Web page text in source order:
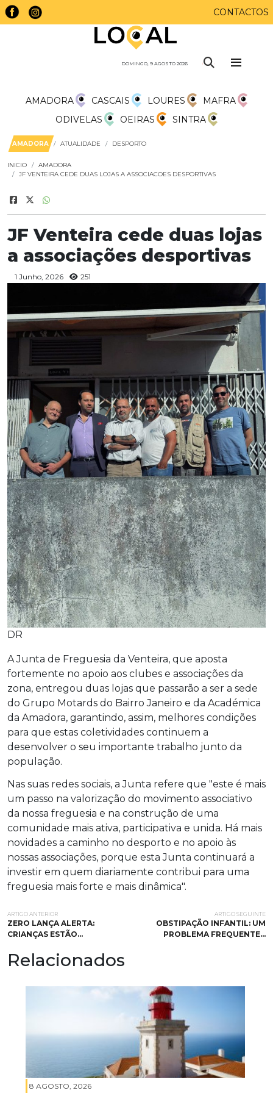
CONTACTOS
DOMINGO, 9 AGOSTO 2026
AMADORA CASCAIS LOURES
MAFRA
ODIVELAS
OEIRAS SINTRA
AMADORA ATUALIDADE DESPORTO
INICIO
AMADORA
JF VENTEIRA CEDE DUAS LOJAS A ASSOCIACOES DESPORTIVAS
JF Venteira cede duas lojas
a associações desportivas
1 Junho, 2026 251
DR
A Junta de Freguesia da Venteira, que aposta
fortemente no apoio aos clubes e associações da
zona, entregou duas lojas que passarão a ser a sede
do Grupo Motards do Bairro Janeiro e da Académica
da Amadora, garantindo, assim, melhores condições
para que estas coletividades continuem a
desenvolver o seu importante trabalho junto da
população.
Nas suas redes sociais, a Junta refere que "este é mais
um passo na valorização do movimento associativo
da nossa freguesia e na construção de uma
comunidade mais ativa, participativa e unida. Há mais
novidades a caminho no desporto e no apoio às
nossas associações, porque esta Junta continuará a
investir em quem diariamente contribui para uma
freguesia mais forte e mais dinâmica".
ARTIGO ANTERIOR
ZERO LANÇA ALERTA:
CRIANÇAS ESTÃO…
ARTIGO SEGUINTE
OBSTIPAÇÃO INFANTIL: UM
PROBLEMA FREQUENTE…
Relacionados
8 AGOSTO, 2026